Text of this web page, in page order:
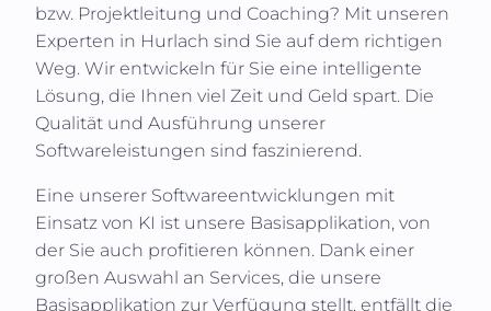
bzw. Projektleitung und Coaching? Mit unseren
Experten in Hurlach sind Sie auf dem richtigen
Weg. Wir entwickeln für Sie eine intelligente
Lösung, die Ihnen viel Zeit und Geld spart. Die
Qualität und Ausführung unserer
Softwareleistungen sind faszinierend.
Eine unserer Softwareentwicklungen mit
Einsatz von KI ist unsere Basisapplikation, von
der Sie auch profitieren können. Dank einer
großen Auswahl an Services, die unsere
Basisapplikation zur Verfügung stellt, entfällt die